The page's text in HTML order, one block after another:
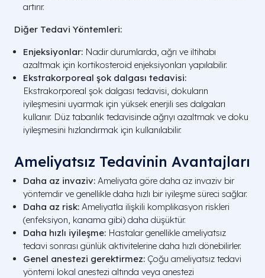
artırır.
Diğer Tedavi Yöntemleri:
Enjeksiyonlar: Nadir durumlarda, ağrı ve iltihabı
azaltmak için kortikosteroid enjeksiyonları yapılabilir.
Ekstrakorporeal şok dalgası tedavisi:
Ekstrakorporeal şok dalgası tedavisi, dokuların
iyileşmesini uyarmak için yüksek enerjili ses dalgaları
kullanır. Düz tabanlık tedavisinde ağrıyı azaltmak ve doku
iyileşmesini hızlandırmak için kullanılabilir.
Ameliyatsız Tedavinin Avantajları
Daha az invaziv: Ameliyata göre daha az invaziv bir
yöntemdir ve genellikle daha hızlı bir iyileşme süreci sağlar.
Daha az risk: Ameliyatla ilişkili komplikasyon riskleri
(enfeksiyon, kanama gibi) daha düşüktür.
Daha hızlı iyileşme: Hastalar genellikle ameliyatsız
tedavi sonrası günlük aktivitelerine daha hızlı dönebilirler.
Genel anestezi gerektirmez: Çoğu ameliyatsız tedavi
yöntemi lokal anestezi altında veya anestezi